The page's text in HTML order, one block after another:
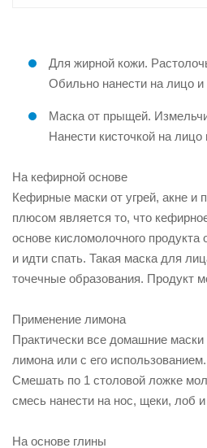
Для жирной кожи.
Обильно нанести на лицо
Маска от прыщей.
Нанести кисточкой на лицо
На кефирной основе
Кефирные маски от угрей, акне
плюсом является то, что
основе кисломолочного
и идти спать. Такая маска для
точечные образования. Продукт
Применение лимона
Практически все домашние маски
лимона или с его
Смешать по 1 столовой ложке
смесь нанести на нос, щеки, лоб
На основе глины